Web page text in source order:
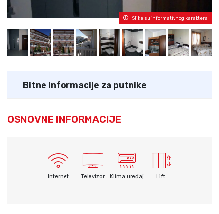
Slike su informativnog karaktera
Bitne informacije za putnike
OSNOVNE INFORMACIJE
Internet Televizor Klima uređaj Lift